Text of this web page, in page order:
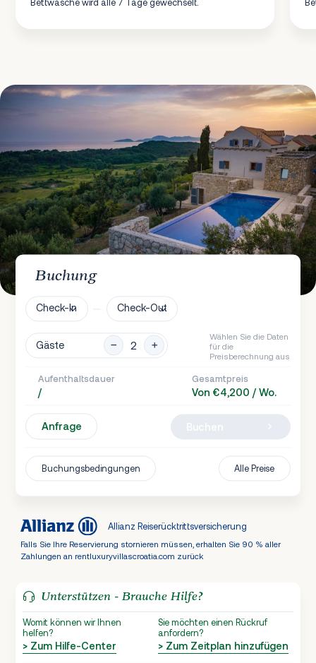
Buchung
Check-In Check-Out
Gäste
Wählen Sie die Daten
für die
Preisberechnung aus
Aufenthaltsdauer
/
Gesamtpreis
Von €4,200 / Wo.
Anfrage
Buchungsbedingungen Alle Preise
Allianz Reiserücktrittsversicherung
Falls Sie Ihre Reservierung stornieren müssen, erhalten Sie 90 % aller
Zahlungen an rentluxuryvillascroatia.com zurück
Unterstützen - Brauche Hilfe?
Womit können wir Ihnen
helfen?
> Zum Hilfe-Center
Sie möchten einen Rückruf
anfordern?
> Zum Zeitplan hinzufügen